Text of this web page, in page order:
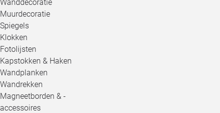
Wanddecoratie
Muurdecoratie
Spiegels
Klokken
Fotolijsten
Kapstokken & Haken
Wandplanken
Wandrekken
Magneetborden & -
accessoires